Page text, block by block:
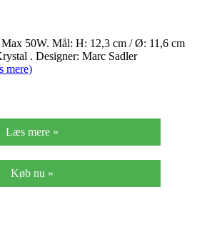
– Fabbian
50W. Mål: H: 12,3 cm / Ø: 11,6 cm
. Designer: Marc Sadler
mere)
Læs mere »
Køb nu »